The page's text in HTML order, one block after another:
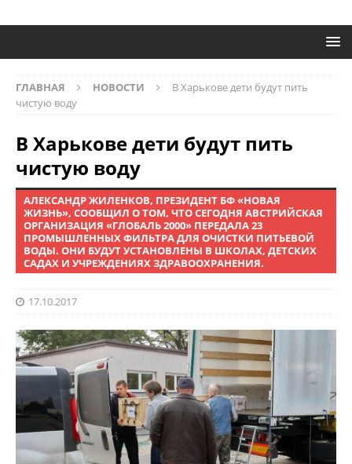
ГЛАВНАЯ НОВОСТИ
В Харькове дети будут пить
чистую воду
В Харькове дети будут пить
чистую воду
АЛЕКСАНДР ЖИЛЕНКОВ, ПРЕЗИДЕНТ БФ «НОВАЯ
ЖИЗНЬ», СООБЩИЛ О ТОМ, ЧТО СЕГОДНЯ АВСТРИЙСКАЯ
ОРГАНИЗАЦИЯ «ГЛОБАЛЬ 2000» ПЕРЕДАЛА 23
ПРОМЫШЛЕННЫХ ФИЛЬТРА ДЛЯ ОЧИСТКИ ПИТЬЕВОЙ
ВОДЫ. ОНИ БУДУТ УСТАНОВЛЕНЫ В ШКОЛАХ, ДЕТСКИХ
САДАХ И УЧРЕЖДЕНИЯХ ЗДРАВООХРАНЕНИЯ.
17.10.2017